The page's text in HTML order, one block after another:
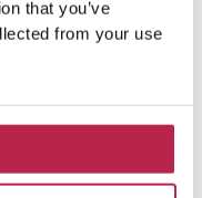
that you’ve
from your use